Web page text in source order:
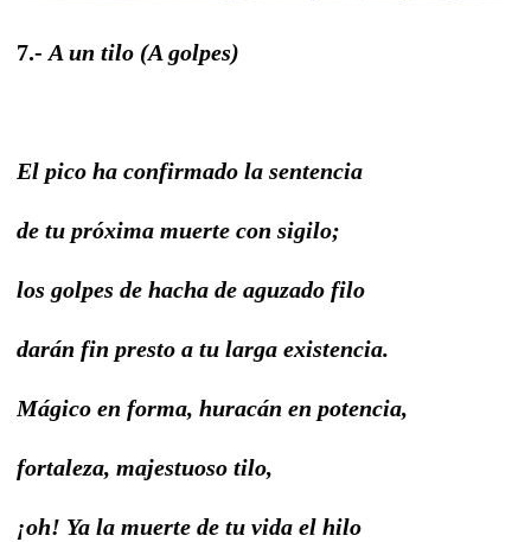
7.- A un tilo (A golpes)
El pico ha confirmado la sentencia
de tu próxima muerte con sigilo;
los golpes de hacha de aguzado filo
darán fin presto a tu larga existencia.
Mágico en forma, huracán en potencia,
fortaleza, majestuoso tilo,
¡oh! Ya la muerte de tu vida el hilo